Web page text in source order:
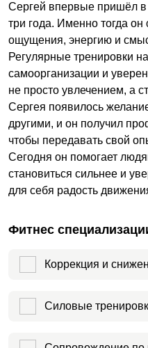
Сергей впервые пришёл
три года. Именно тогда
ощущения, энергию и
Регулярные тренировки
самоорганизации и
не просто увлечением, а
Сергея появилось
другими, и он получил
чтобы передавать свой
Сегодня он помогает
становиться сильнее и
для себя радость
Фитнес
Коррекция и
Силовые